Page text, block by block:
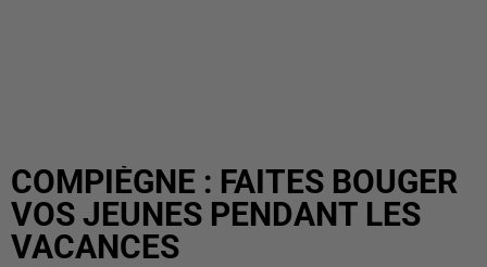
COMPIÈGNE : FAITES BOUGER
VOS JEUNES PENDANT LES
VACANCES